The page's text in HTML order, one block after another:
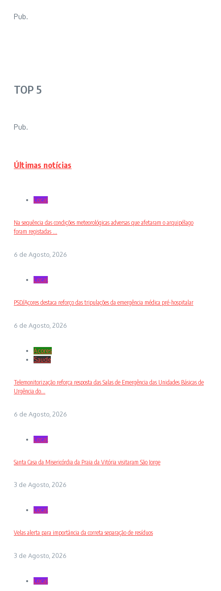
Pub.
TOP 5
Pub.
Últimas notícias
Local
Na sequência das condições meteorológicas adversas que afetaram o arquipélago
foram registadas ...
6 de Agosto, 2026
Local
PSD/Açores destaca reforço das tripulações da emergência médica pré-hospitalar
6 de Agosto, 2026
Açores
Saude
Telemonitorização reforça resposta das Salas de Emergência das Unidades Básicas de
Urgência do...
6 de Agosto, 2026
Local
Santa Casa da Misericórdia da Praia da Vitória visitaram São Jorge
3 de Agosto, 2026
Local
Velas alerta para importância da correta separação de resíduos
3 de Agosto, 2026
Local